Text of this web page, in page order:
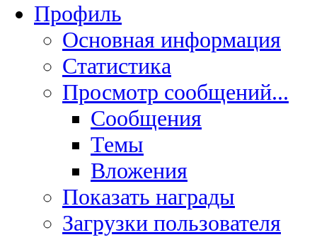
Профиль
Основная информация
Статистика
Просмотр сообщений...
Сообщения
Темы
Вложения
Показать награды
Загрузки пользователя